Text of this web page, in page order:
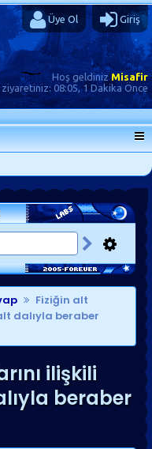
Üye Ol Giriş
Hoş geldinizMisafir
ziyaretiniz: 08:05, 1 Dakika Önce
Fiziğin alt
dalıyla beraber
ilişkili
beraber